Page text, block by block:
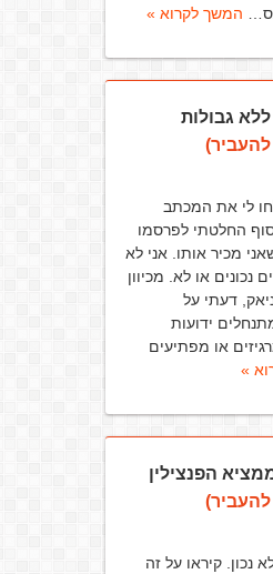
המשך לקרוא »
גבולות
לי את המכתב
החלטתי לפרסמו
מכיר אותו. אני לא
נכונים או לא. מכיוון
דעתי על
ידועות
או מפתיעים
»
הפנצילין
נכון. קיראו על זה